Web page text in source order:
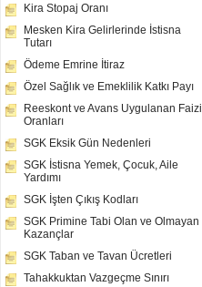
Kira Stopaj Oranı
Mesken Kira Gelirlerinde İstisna
Tutarı
Ödeme Emrine İtiraz
Özel Sağlık ve Emeklilik Katkı Payı
Reeskont ve Avans Uygulanan Faizi
Oranları
SGK Eksik Gün Nedenleri
SGK İstisna Yemek, Çocuk, Aile
Yardımı
SGK İşten Çıkış Kodları
SGK Primine Tabi Olan ve Olmayan
Kazançlar
SGK Taban ve Tavan Ücretleri
Tahakkuktan Vazgeçme Sınırı